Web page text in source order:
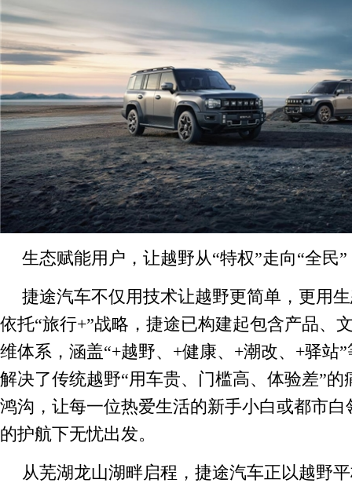
生态赋能用户，让越野从“特权”走向“全民”
捷途汽车不仅用技术让越野更简单，更用
依托“旅行+”战略，捷途已构建起包含产品、
维体系，涵盖“+越野、+健康、+潮改、+驿站
解决了传统越野“用车贵、门槛高、体验差”
鸿沟，让每一位热爱生活的新手小白或都市
的护航下无忧出发。
从芜湖龙山湖畔启程，捷途汽车正以越野